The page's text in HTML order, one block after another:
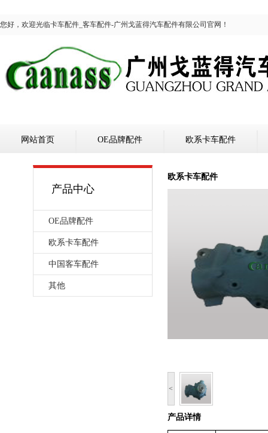
您好，欢迎光临卡车配件_客车配件-广州戈蓝得汽车配件有限公司官网！
网站首页 OE品牌配件 欧系卡车配件
产品中心
OE品牌配件
欧系卡车配件
中国客车配件
其他
欧系卡车配件
<
产品详情